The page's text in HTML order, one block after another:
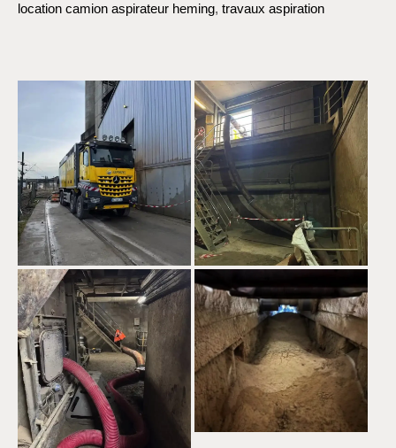
location camion aspirateur heming, travaux aspiration